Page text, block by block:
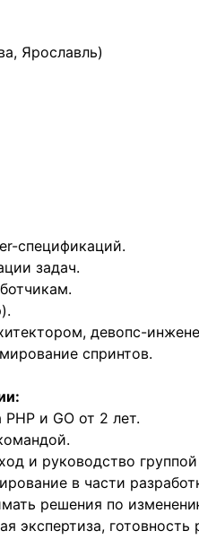
Ярославль)
спецификаций.
задач.
девопс-
спринтов.
и GO от 2 лет.
и руководство
в части
решения по
экспертиза, готовность